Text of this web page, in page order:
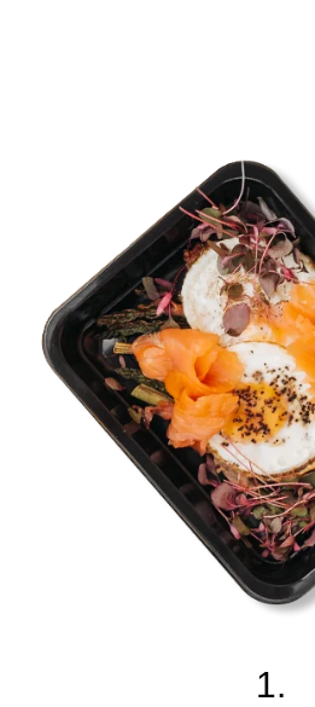
1.